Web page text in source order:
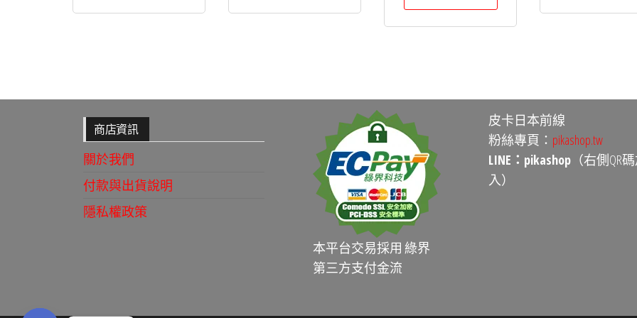
商店資訊
關於我們
付款與出貨說明
隱私權政策
本平台交易採用 綠界
第三方支付金流
皮卡日本前線
粉絲專頁： pikashop.tw
LINE：pikashop （右側QR
入）